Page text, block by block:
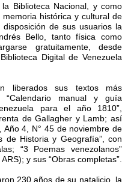
Biblioteca Nacional, y como
histórica y cultural de
de sus usuarios la
Bello, tanto física como
gratuitamente, desde
Digital de Venezuela
liberados sus textos más
“Calendario manual y guía
para el año 1810”,
de Gallagher y Lamb; así
Año 4, N° 45 de noviembre de
de Historia y Geografía”, con
“3 Poemas venezolanos”
y sus “Obras completas”.
230 años de su natalicio, la